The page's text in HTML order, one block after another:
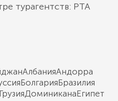
турагентств: РТА
АлбанияАндорра
БолгарияБразилия
ГрузияДоминиканаЕгипет